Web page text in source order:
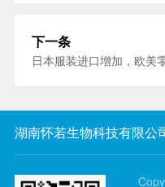
下一条
日本服装进口增加，欧美
湖南怀若生物科技有限公